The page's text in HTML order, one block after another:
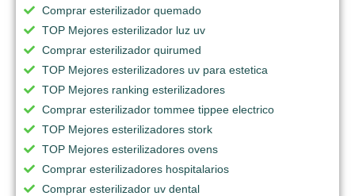
Comprar esterilizador quemado
TOP Mejores esterilizador luz uv
Comprar esterilizador quirumed
TOP Mejores esterilizadores uv para estetica
TOP Mejores ranking esterilizadores
Comprar esterilizador tommee tippee electrico
TOP Mejores esterilizadores stork
TOP Mejores esterilizadores ovens
Comprar esterilizadores hospitalarios
Comprar esterilizador uv dental